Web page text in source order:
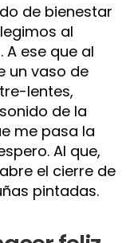
de bienestar
al
ese que al
un vaso de
lentes,
de la
me pasa la
Al que,
el cierre de
pintadas.